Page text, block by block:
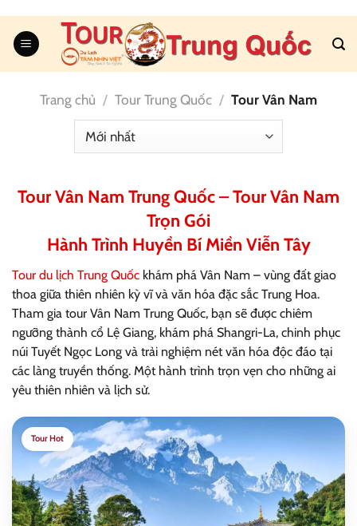
content
Trang chủ / Tour Trung Quốc / Tour Vân Nam
Tour Vân Nam Trung Quốc – Tour Vân Nam
Trọn Gói
Hành Trình Huyền Bí Miền Viễn Tây
Tour du lịch Trung Quốc khám phá Vân Nam – vùng đất giao
thoa giữa thiên nhiên kỳ vĩ và văn hóa đặc sắc Trung Hoa.
Tham gia tour Vân Nam Trung Quốc, bạn sẽ được chiêm
ngưỡng thành cổ Lệ Giang, khám phá Shangri-La, chinh phục
núi Tuyết Ngọc Long và trải nghiệm nét văn hóa độc đáo tại
các làng truyền thống. Một hành trình trọn vẹn cho những ai
yêu thiên nhiên và lịch sử.
Tour Hot